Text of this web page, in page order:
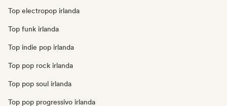
Top electropop irlanda
Top funk irlanda
Top indie pop irlanda
Top pop rock irlanda
Top pop soul irlanda
Top pop progressivo irlanda